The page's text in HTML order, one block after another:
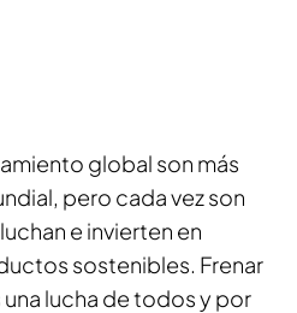
global son más
pero cada vez son
e invierten en
sostenibles. Frenar
lucha de todos y por